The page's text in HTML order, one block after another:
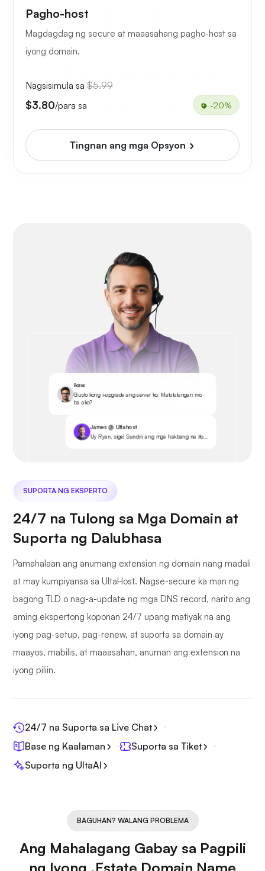
Pagho-host
Magdagdag ng secure at maaasahang pagho-host sa
iyong domain.
Nagsisimula sa $5.99
$3.80/para sa -20%
Tingnan ang mga Opsyon
Ikaw
Gusto kong i-upgrade ang server ko. Matutulungan mo
ba ako?
James @ Ultahost
Uy Ryan, sige! Sundin ang mga hakbang na ito...
SUPORTA NG EKSPERTO
24/7 na Tulong sa Mga Domain at
Suporta ng Dalubhasa
Pamahalaan ang anumang extension ng domain nang madali
at may kumpiyansa sa UltaHost. Nagse-secure ka man ng
bagong TLD o nag-a-update ng mga DNS record, narito ang
aming ekspertong koponan 24/7 upang matiyak na ang
iyong pag-setup, pag-renew, at suporta sa domain ay
maayos, mabilis, at maaasahan, anuman ang extension na
iyong piliin.
24/7 na Suporta sa Live Chat
Base ng Kaalaman
Suporta sa Tiket
Suporta ng UltaAI
BAGUHAN? WALANG PROBLEMA
Ang Mahalagang Gabay sa Pagpili